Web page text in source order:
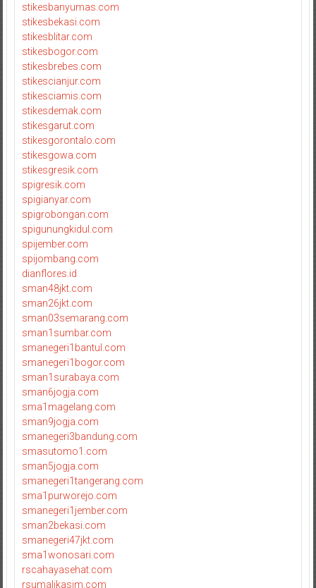
stikesbanyumas.com
stikesbekasi.com
stikesblitar.com
stikesbogor.com
stikesbrebes.com
stikescianjur.com
stikesciamis.com
stikesdemak.com
stikesgarut.com
stikesgorontalo.com
stikesgowa.com
stikesgresik.com
spigresik.com
spigianyar.com
spigrobongan.com
spigunungkidul.com
spijember.com
spijombang.com
dianflores.id
sman48jkt.com
sman26jkt.com
sman03semarang.com
sman1sumbar.com
smanegeri1bantul.com
smanegeri1bogor.com
sman1surabaya.com
sman6jogja.com
sma1magelang.com
sman9jogja.com
smanegeri3bandung.com
smasutomo1.com
sman5jogja.com
smanegeri1tangerang.com
sma1purworejo.com
smanegeri1jember.com
sman2bekasi.com
smanegeri47jkt.com
sma1wonosari.com
rscahayasehat.com
rsumalikasim.com